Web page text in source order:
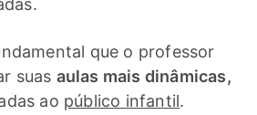
que o professor
suas aulas mais dinâmicas,
ao público infantil.